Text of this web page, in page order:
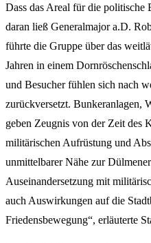
Dass das Areal für die politische
daran ließ Generalmajor a.D.
führte die Gruppe über das
Jahren in einem
und Besucher fühlen sich nach
zurückversetzt. Bunkeranlagen,
geben Zeugnis von der Zeit des
militärischen Aufrüstung und
unmittelbarer Nähe zur
Auseinandersetzung mit
auch Auswirkungen auf die
Friedensbewegung“, erläuterte